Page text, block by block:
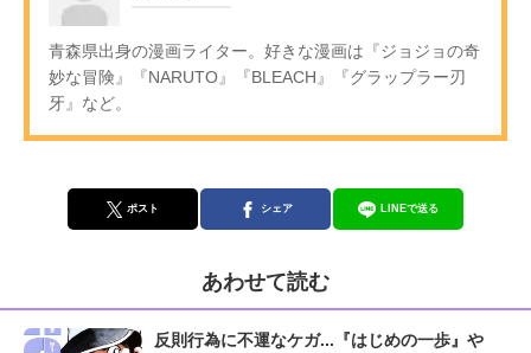
青森県出身の漫画ライター。好きな漫画は『ジョジョの奇
妙な冒険』『NARUTO』『BLEACH』『グラップラー刃
牙』など。
ポスト シェア LINEで送る
あわせて読む
反則行為に不運なケガ...『はじめの一歩』や